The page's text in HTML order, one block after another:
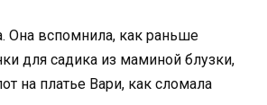
Она вспомнила, как раньше
для садика из маминой блузки,
на платье Вари, как сломала